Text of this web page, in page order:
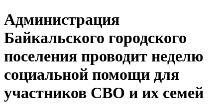
Администрация
Байкальского городского
поселения проводит неделю
социальной помощи для
участников СВО и их семей